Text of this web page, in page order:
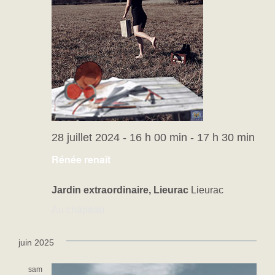
Rénée renaît
28 juillet 2024 - 16 h 00 min - 17 h 30 min
Jardin extraordinaire, Lieurac Lieurac
juin 2025
sam